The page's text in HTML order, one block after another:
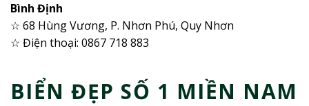
Bình Định
☆ 68 Hùng Vương, P. Nhơn Phú, Quy Nhơn
☆ Điện thoại: 0867 718 883
BIỂN ĐẸP SỐ 1 MIỀN NAM